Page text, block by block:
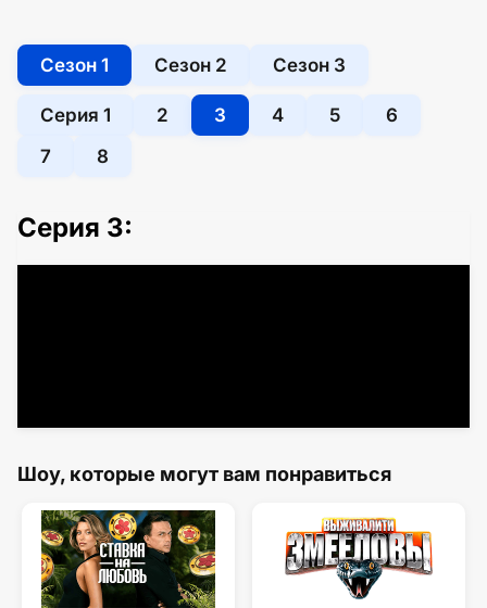
Сезон 1 Сезон 2 Сезон 3
Серия 1 2 3 4 5
6
7
8
Серия 3:
Шоу, которые могут вам понравиться